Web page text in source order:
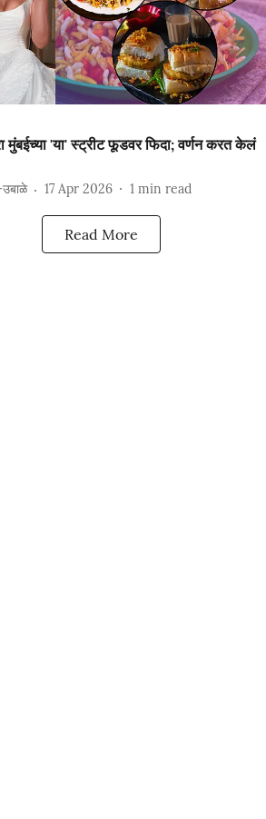
मुंबईच्या 'या' स्ट्रीट फूडवर फिदा; वर्णन करत केलं
उबाळे 17 Apr 2026 1 min read
Read More